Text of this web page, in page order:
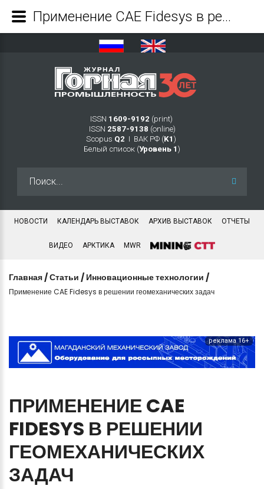
ISSN 1609-9192 (print)
ISSN 2587-9138 (online)
Scopus Q2 Ι ВАК РФ (K1 )
Белый список (Уровень 1 )
НОВОСТИ КАЛЕНДАРЬ ВЫСТАВОК АРХИВ ВЫСТАВОК ОТЧЕТЫ
ВИДЕО АРКТИКА MWR
Главная /Статьи / Инновационные технологии /
Применение CAE Fidesys в решении геомеханических задач
реклама 16+
ПРИМЕНЕНИЕ CAE
FIDESYS В РЕШЕНИИ
ГЕОМЕХАНИЧЕСКИХ
ЗАДАЧ
Применение CAE Fidesys в решении геомеханических задач - Журнал Горная промышленность